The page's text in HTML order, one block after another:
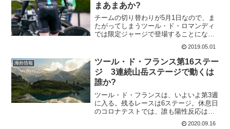
まあまあか?
チームの切り替わりが5月1日なので、ま
たがってしまうツール・ド・ロマンディ
では限定ジャージで登場することになっ
ていました。チームイネオスのツイッタ
ーで実物が出たので紹介です。Ahead of
the opening time trial a...
2019.05.01
海外情報
ツール・ド・フランス第16ステー
ジ 3連続山岳ステージで動くは
誰か?
ツール・ド・フランスは、いよいよ第3週
に入る。残るレースは6ステージ。休息日
のコロナテストでは、誰も陽性反応は出
ていない。これで間違いなくパリまでツ
2020.09.16